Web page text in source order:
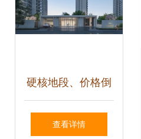
硬核地段、价格倒
挂、北五环三面宽
查看详情